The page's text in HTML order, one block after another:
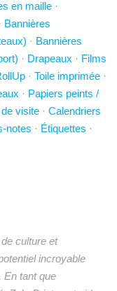
en maille ·
Bannières
· Bannières
· Drapeaux · Films
· Toile imprimée ·
· Papiers peints /
visite · Calendriers
notes · Étiquettes ·
culture et
incroyable
En tant que